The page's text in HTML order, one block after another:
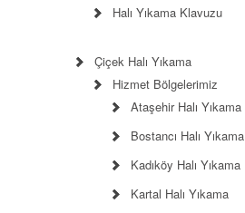
Halı Yıkama Klavuzu
Çiçek Halı Yıkama
Hizmet Bölgelerimiz
Ataşehir Halı Yıkama
Bostancı Halı Yıkama
Kadıköy Halı Yıkama
Kartal Halı Yıkama